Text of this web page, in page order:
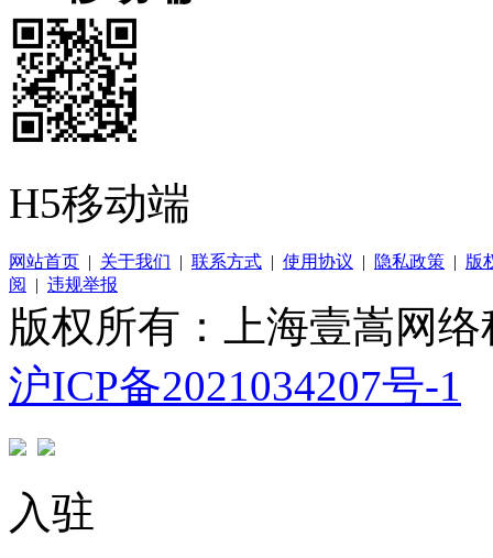
H5移动端
网站首页 | 关于我们 | 联系方式 | 使用协议 | 隐私政策 | 版
阅
| 违规举报
版权所有：上海壹嵩网
沪ICP备2021034207号-1
入驻